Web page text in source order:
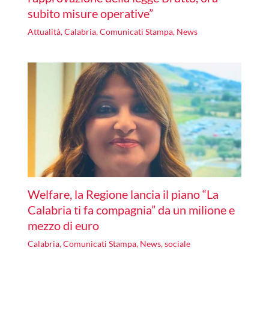
subito misure operative”
Attualità,Calabria,Comunicati Stampa, News
Welfare, la Regione lancia il piano “La
Calabria ti fa compagnia” da un milione e
mezzo di euro
Calabria,Comunicati Stampa, News,sociale